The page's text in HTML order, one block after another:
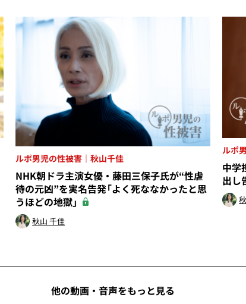
ルポ男児の性被害｜秋山千佳
NHK朝ドラ主演女優・藤田三保子氏が“性虐
待の元凶”を実名告発「よく死ななかったと思
うほどの地獄」
秋山 千佳
ルポ
中学
出し
他の動画・音声をもっと見る